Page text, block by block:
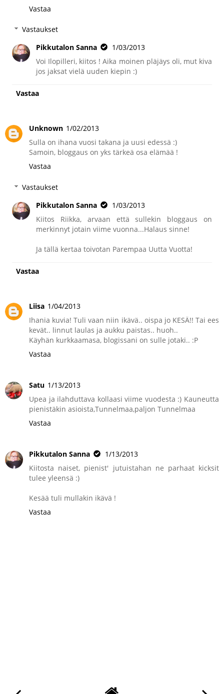
Vastaa
Vastaukset
Pikkutalon Sanna
1/03/2013
Voi Ilopilleri, kiitos ! Aika moinen pläjäys oli, mut kiva
jos jaksat vielä uuden kiepin :)
Vastaa
Unknown 1/02/2013
Sulla on ihana vuosi takana ja uusi edessä :)
Samoin, bloggaus on yks tärkeä osa elämää !
Vastaa
Vastaukset
Pikkutalon Sanna
1/03/2013
Kiitos Riikka, arvaan että sullekin bloggaus on
merkinnyt jotain viime vuonna...Halaus sinne!
Ja tällä kertaa toivotan Parempaa Uutta Vuotta!
Vastaa
Liisa 1/04/2013
Ihania kuvia! Tuli vaan niin ikävä.. oispa jo KESÄ!! Tai ees
kevät.. linnut laulas ja aukku paistas.. huoh..
Käyhän kurkkaamasa, blogissani on sulle jotaki.. :P
Vastaa
Satu 1/13/2013
Upea ja ilahduttava kollaasi viime vuodesta :) Kauneutta
pienistäkin asioista,Tunnelmaa,paljon Tunnelmaa
Vastaa
Pikkutalon Sanna
1/13/2013
Kiitosta naiset, pienist' jutuistahan ne parhaat kicksit
tulee yleensä :)
Kesää tuli mullakin ikävä !
Vastaa